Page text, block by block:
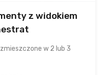
z widokiem
w 2 lub 3